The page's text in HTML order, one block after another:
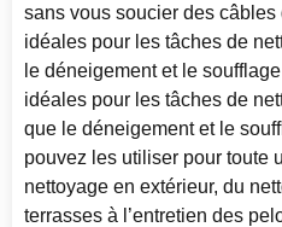
sans vous soucier des câbles
idéales pour les tâches de
le déneigement et le
idéales pour les tâches de
que le déneigement et le
pouvez les utiliser pour toute
nettoyage en extérieur, du
terrasses à l’entretien des